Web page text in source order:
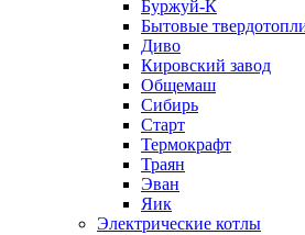
Буржуй-К
Бытовые
Диво
Кировский завод
Общемаш
Сибирь
Старт
Термокрафт
Траян
Эван
Яик
Электрические котлы